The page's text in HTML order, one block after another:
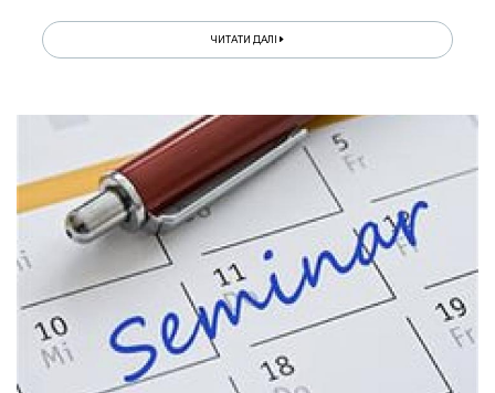
ЧИТАТИ ДАЛІ